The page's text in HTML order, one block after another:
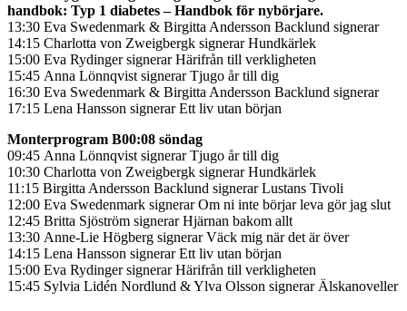
handbok: Typ 1 diabetes – Handbok för nybörjare.
13:30 Eva Swedenmark & Birgitta Andersson Backlund signerar
14:15 Charlotta von Zweigbergk signerar Hundkärlek
15:00 Eva Rydinger signerar Härifrån till verkligheten
15:45 Anna Lönnqvist signerar Tjugo år till dig
16:30 Eva Swedenmark & Birgitta Andersson Backlund signerar
17:15 Lena Hansson signerar Ett liv utan början
Monterprogram B00:08 söndag
09:45 Anna Lönnqvist signerar Tjugo år till dig
10:30 Charlotta von Zweigbergk signerar Hundkärlek
11:15 Birgitta Andersson Backlund signerar Lustans Tivoli
12:00 Eva Swedenmark signerar Om ni inte börjar leva gör jag slut
12:45 Britta Sjöström signerar Hjärnan bakom allt
13:30 Anne-Lie Högberg signerar Väck mig när det är över
14:15 Lena Hansson signerar Ett liv utan början
15:00 Eva Rydinger signerar Härifrån till verkligheten
15:45 Sylvia Lidén Nordlund & Ylva Olsson signerar Älskanoveller